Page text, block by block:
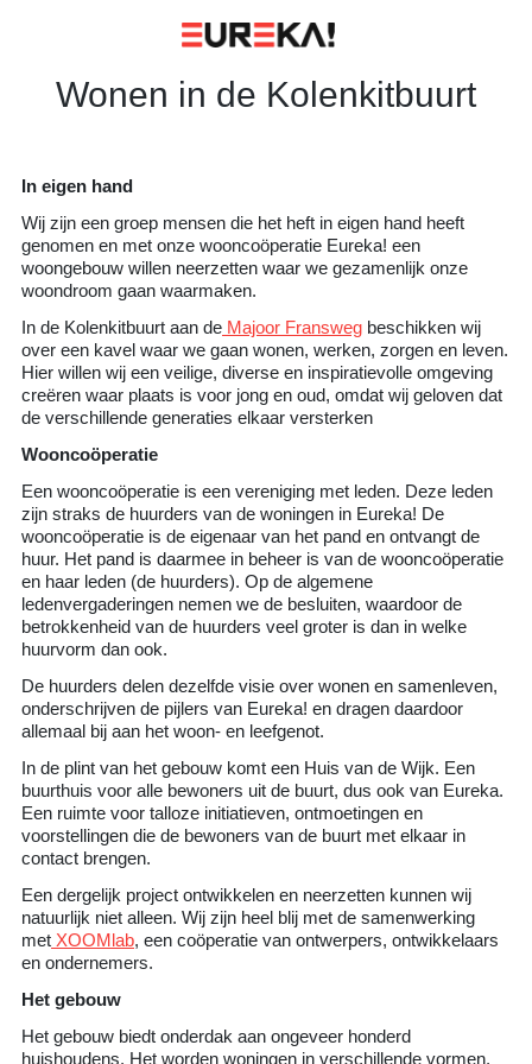
Wonen in de Kolenkitbuurt
In eigen hand
Wij zijn een groep mensen die het heft in eigen hand heeft
genomen en met onze wooncoöperatie Eureka! een
woongebouw willen neerzetten waar we gezamenlijk onze
woondroom gaan waarmaken.
In de Kolenkitbuurt aan de Majoor Fransweg beschikken wij
over een kavel waar we gaan wonen, werken, zorgen en leven.
Hier willen wij een veilige, diverse en inspiratievolle omgeving
creëren waar plaats is voor jong en oud, omdat wij geloven dat
de verschillende generaties elkaar versterken
Wooncoöperatie
Een wooncoöperatie is een vereniging met leden. Deze leden
zijn straks de huurders van de woningen in Eureka! De
wooncoöperatie is de eigenaar van het pand en ontvangt de
huur. Het pand is daarmee in beheer is van de wooncoöperatie
en haar leden (de huurders). Op de algemene
ledenvergaderingen nemen we de besluiten, waardoor de
betrokkenheid van de huurders veel groter is dan in welke
huurvorm dan ook.
De huurders delen dezelfde visie over wonen en samenleven,
onderschrijven de pijlers van Eureka! en dragen daardoor
allemaal bij aan het woon- en leefgenot.
In de plint van het gebouw komt een Huis van de Wijk. Een
buurthuis voor alle bewoners uit de buurt, dus ook van Eureka.
Een ruimte voor talloze initiatieven, ontmoetingen en
voorstellingen die de bewoners van de buurt met elkaar in
contact brengen.
Een dergelijk project ontwikkelen en neerzetten kunnen wij
natuurlijk niet alleen. Wij zijn heel blij met de samenwerking
met XOOMlab, een coöperatie van ontwerpers, ontwikkelaars
en ondernemers.
Het gebouw
Het gebouw biedt onderdak aan ongeveer honderd
huishoudens. Het worden woningen in verschillende vormen,